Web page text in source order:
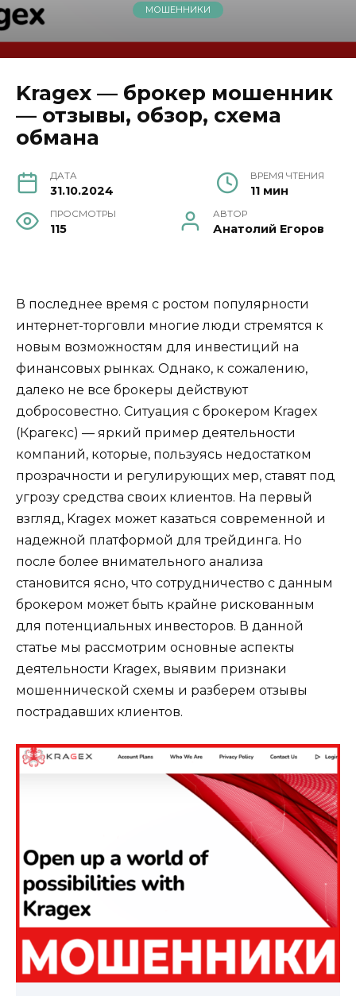
МОШЕННИКИ
Kragex — брокер мошенник
— отзывы, обзор, схема
обмана
ДАТА
31.10.2024
ВРЕМЯ ЧТЕНИЯ
11 мин
ПРОСМОТРЫ
115
АВТОР
Анатолий Егоров
В последнее время с ростом популярности
интернет-торговли многие люди стремятся к
новым возможностям для инвестиций на
финансовых рынках. Однако, к сожалению,
далеко не все брокеры действуют
добросовестно. Ситуация с брокером Kragex
(Крагекс) — яркий пример деятельности
компаний, которые, пользуясь недостатком
прозрачности и регулирующих мер, ставят под
угрозу средства своих клиентов. На первый
взгляд, Kragex может казаться современной и
надежной платформой для трейдинга. Но
после более внимательного анализа
становится ясно, что сотрудничество с данным
брокером может быть крайне рискованным
для потенциальных инвесторов. В данной
статье мы рассмотрим основные аспекты
деятельности Kragex, выявим признаки
мошеннической схемы и разберем отзывы
пострадавших клиентов.